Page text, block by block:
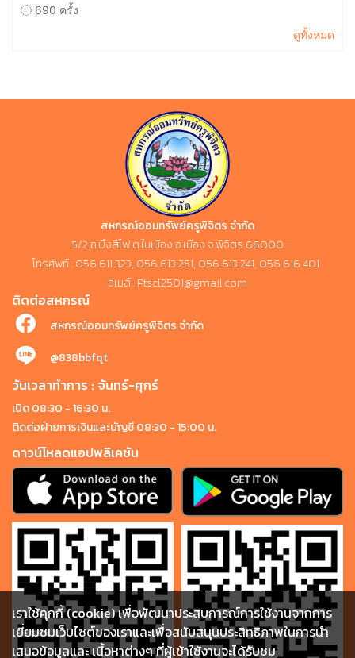
690 ครั้ง
ดูทั้งหมด
สหกรณ์ออมทรัพย์ครูพิจิตร จำกัด
5/2 ถ.บึงสีไฟ ต.ในเมือง อ.เมือง จ.พิจิตร 66000
โทรศัพท์ : 056 611 323, 056 613 251, 056 613 241, 056 616 401
อีเมล์ : Ptscl2501@gmail.com
ติดต่อสหกรณ์
สหกรณ์ออมทรัพย์ครูพิจิตร จำกัด
@838bbfqt
วันเวลาทำการ : จันทร์-ศุกร์
เปิด 08:30 - 16:30 น.
ติดต่อฝ่ายการเงินและบัญชี 08:30 - 15:00 น.
ดาวน์โหลดแอปพลิเคชัน
เราใช้คุกกี้ (cookie) เพื่อพัฒนาประสบการณ์การใช้งานจากการ
เยี่ยมชมเว็บไซต์ของเราและเพื่อสนับสนุนประสิทธิภาพในการนำ
เสนอข้อมูลและ เนื้อหาต่างๆ ที่ผู้เข้าใช้งานจะได้รับชม